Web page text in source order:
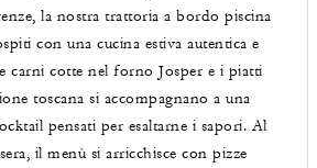
la nostra trattoria a bordo piscina
con una cucina estiva autentica e
carni cotte nel forno Josper e i piatti
toscana si accompagnano a una
pensati per esaltarne i sapori. Al
il menù si arricchisce con pizze